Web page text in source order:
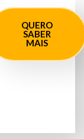
QUERO
SABER
MAIS